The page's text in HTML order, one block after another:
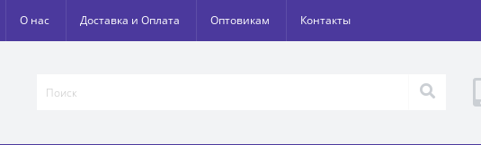
О нас Доставка и Оплата Оптовикам Контакты